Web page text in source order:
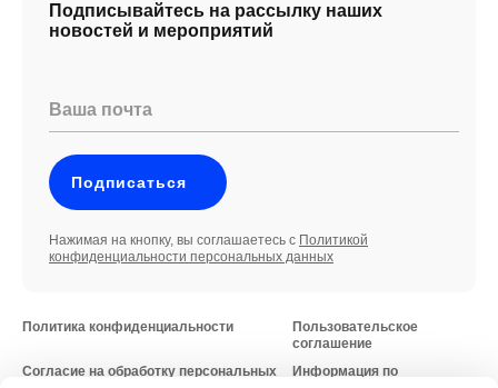
Подписывайтесь на рассылку наших
новостей и мероприятий
Ваша почта
Подписаться
Нажимая на кнопку, вы соглашаетесь с Политикой
конфиденциальности персональных данных
Политика конфиденциальности
Согласие на обработку персональных
Пользовательское
соглашение
Информация по